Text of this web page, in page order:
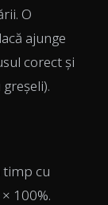
O
ajunge
corect și
timp cu
100%.